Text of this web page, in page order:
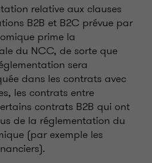
relative aux clauses
B2B et B2C prévue par
prime la
du NCC, de sorte que
sera
dans les contrats avec
les contrats entre
contrats B2B qui ont
de la réglementation du
(par exemple les